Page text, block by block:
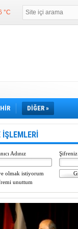
°C
girdi
DİĞER »
İŞLEMLERİ
Adınız Şifreniz
olmak istiyorum
unuttum